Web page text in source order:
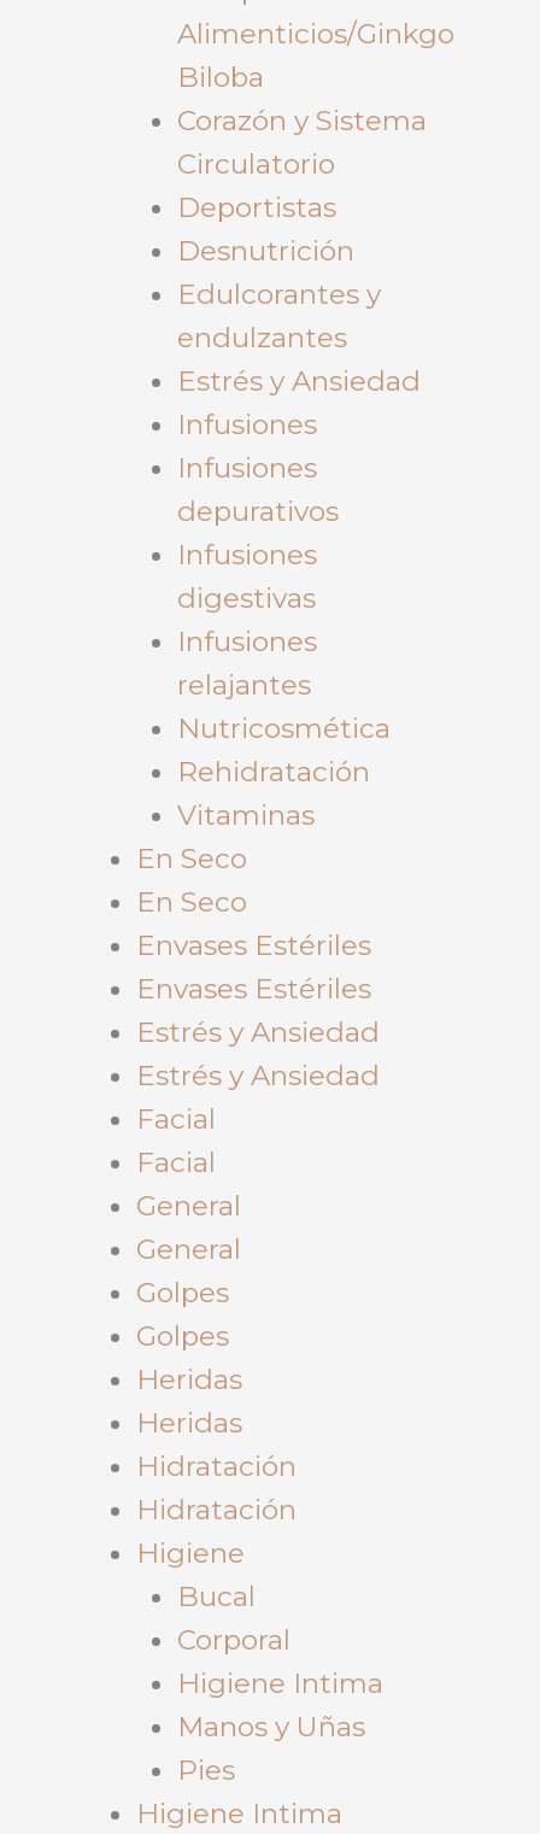
Alimenticios/Ginkgo
Biloba
Corazón y Sistema
Circulatorio
Deportistas
Desnutrición
Edulcorantes y
endulzantes
Estrés y Ansiedad
Infusiones
Infusiones
depurativos
Infusiones
digestivas
Infusiones
relajantes
Nutricosmética
Rehidratación
Vitaminas
En Seco
En Seco
Envases Estériles
Envases Estériles
Estrés y Ansiedad
Estrés y Ansiedad
Facial
Facial
General
General
Golpes
Golpes
Heridas
Heridas
Hidratación
Hidratación
Higiene
Bucal
Corporal
Higiene Intima
Manos y Uñas
Pies
Higiene Intima